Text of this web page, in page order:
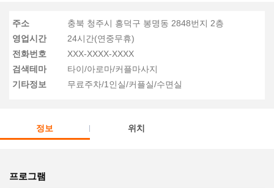
주소
충북 청주시 흥덕구 봉명동 2848번지 2층
영업시간
24시간(연중무휴)
전화번호
XXX-XXXX-XXXX
검색테마
타이/아로마/커플마사지
기타정보
무료주차/1인실/커플실/수면실
정보 위치
프로그램